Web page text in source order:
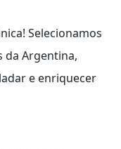
Selecionamos
da Argentina,
e enriquecer